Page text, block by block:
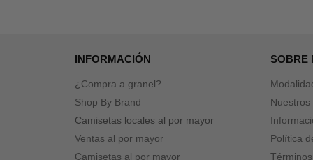
INFORMACIÓN
¿Compra a granel?
Shop By Brand
Camisetas locales al por mayor
Ventas al por mayor
Camisetas al por mayor
SOBRE
Nuestros
Política